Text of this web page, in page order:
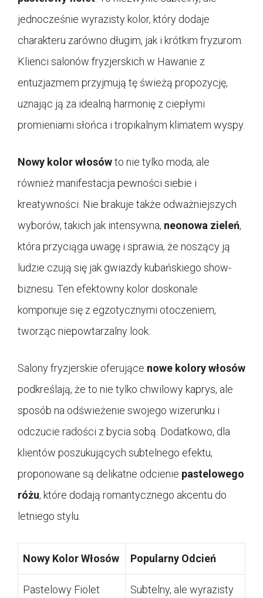
jednocześnie wyrazisty kolor, który dodaje
charakteru zarówno długim, jak i krótkim fryzurom.
Klienci salonów fryzjerskich w Hawanie z
entuzjazmem przyjmują tę świeżą propozycję,
uznając ją za idealną harmonię z ciepłymi
promieniami słońca i tropikalnym klimatem wyspy.
Nowy kolor włosówto nie tylko moda, ale
również manifestacja pewności siebie i
kreatywności. Nie brakuje także odważniejszych
wyborów, takich jak intensywna, neonowa zieleń,
która przyciąga uwagę i sprawia, że noszący ją
ludzie czują się jak gwiazdy kubańskiego show-
biznesu. Ten efektowny kolor doskonale
komponuje się z egzotycznymi otoczeniem,
tworząc niepowtarzalny look.
Salony fryzjerskie oferujące nowe kolory włosów
podkreślają, że to nie tylko chwilowy kaprys, ale
sposób na odświeżenie swojego wizerunku i
odczucie radości z bycia sobą. Dodatkowo, dla
klientów poszukujących subtelnego efektu,
proponowane są delikatne odcienie pastelowego
różu, które dodają romantycznego akcentu do
letniego stylu.
Nowy Kolor Włosów Popularny Odcień
Pastelowy Fiolet Subtelny, ale wyrazisty